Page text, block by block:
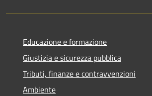
Educazione e formazione
Giustizia e sicurezza pubblica
Tributi, finanze e contravvenzioni
Ambiente